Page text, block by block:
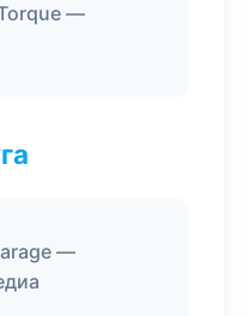
—
—